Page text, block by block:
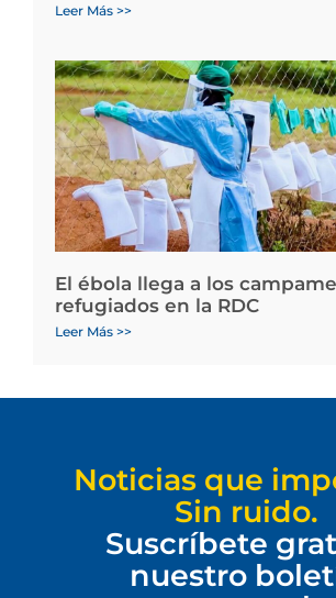
Leer Más >>
El ébola llega a los
refugiados en la RDC
Leer Más >>
Noticias que
Sin ruido.
Suscríbete
nuestro